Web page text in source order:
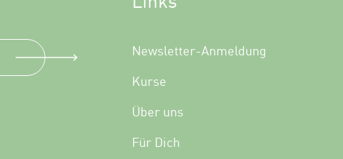
Newsletter-Anmeldung
Kurse
Über uns
Für Dich